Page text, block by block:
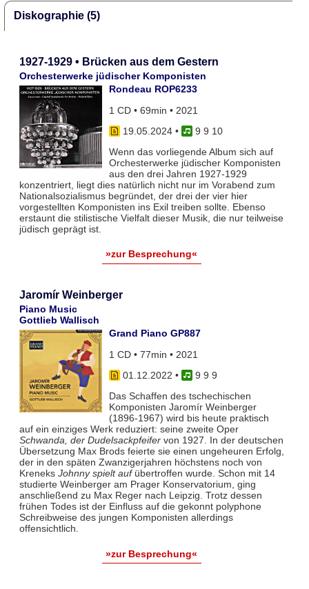
Diskographie (5)
1927-1929 • Brücken aus dem Gestern
Orchesterwerke jüdischer Komponisten
Rondeau ROP6233
1 CD • 69min • 2021
19.05.2024•
9 9 10
Wenn das vorliegende Album sich auf
Orchesterwerke jüdischer Komponisten
aus den drei Jahren 1927-1929
konzentriert, liegt dies natürlich nicht nur im Vorabend zum
Nationalsozialismus begründet, der drei der vier hier
vorgestellten Komponisten ins Exil treiben sollte. Ebenso
erstaunt die stilistische Vielfalt dieser Musik, die nur teilweise
jüdisch geprägt ist.
»zur Besprechung«
Jaromír Weinberger
Piano Music
Gottlieb Wallisch
Grand Piano GP887
1 CD • 77min • 2021
01.12.2022 •
9 9 9
Das Schaffen des tschechischen
Komponisten Jaromír Weinberger
(1896-1967) wird bis heute praktisch
auf ein einziges Werk reduziert: seine zweite Oper
Schwanda, der Dudelsackpfeifervon 1927. In der deutschen
Übersetzung Max Brods feierte sie einen ungeheuren Erfolg,
der in den späten Zwanzigerjahren höchstens noch von
Kreneks Johnny spielt aufübertroffen wurde. Schon mit 14
studierte Weinberger am Prager Konservatorium, ging
anschließend zu Max Reger nach Leipzig. Trotz dessen
frühen Todes ist der Einfluss auf die gekonnt polyphone
Schreibweise des jungen Komponisten allerdings
offensichtlich.
»zur Besprechung«